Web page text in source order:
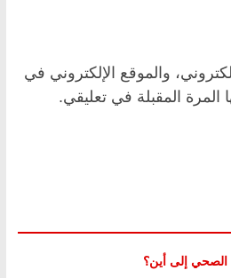
والموقع الإلكتروني في
المرة المقبلة في تعليقي.
إلى أين؟